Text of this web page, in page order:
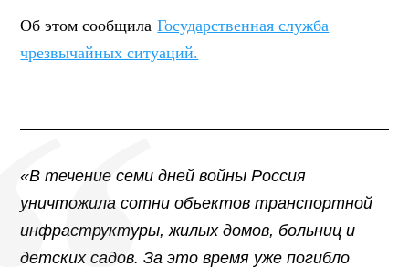
Об этом сообщилаГосударственная служба
чрезвычайных ситуаций.
«В течение семи дней войны Россия
уничтожила сотни объектов транспортной
инфраструктуры, жилых домов, больниц и
детских садов. За это время уже погибло